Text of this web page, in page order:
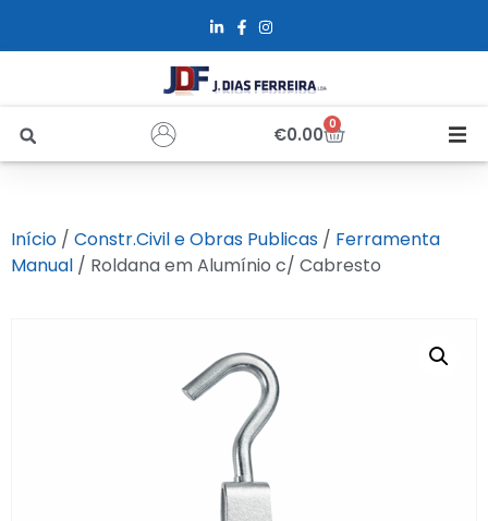
€0.00 0
Sobre Nós
Recrutamento
Contactos
Início / Constr.Civil e Obras Publicas / Ferramenta
Manual / Roldana em Alumínio c/ Cabresto